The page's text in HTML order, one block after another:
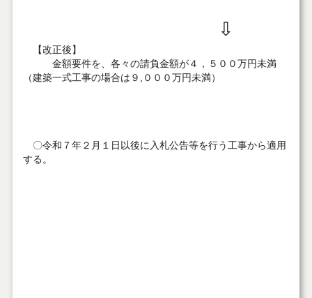
⇩
【改正後】
金額要件を、各々の請負金額が４，５００万円未満
（建築一式工事の場合は９,０００万円未満）
〇令和７年２月１日以後に入札公告等を行う工事から適用
する。